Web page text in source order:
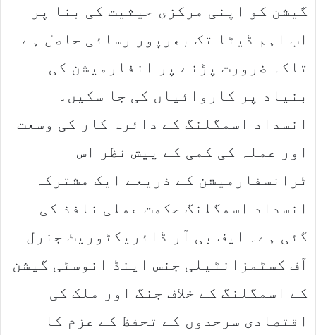
گیشن کو اپنی مرکزی حیثیت کی بنا پر
اب اہم ڈیٹا تک بھرپور رسائی حاصل ہے
تاکہ ضرورت پڑنے پر انفارمیشن کی
بنیاد پر کاروائیاں کی جا سکیں۔
انسداد اسمگلنگ کے دائرہ کار کی وسعت
اور عملہ کی کمی کے پیش نظر اس
ٹرانسفارمیشن کے ذریعے ایک مشترکہ
انسداد اسمگلنگ حکمت عملی نافذ کی
گئی ہے۔ ایف بی آر ڈائریکٹوریٹ جنرل
آف کسٹمزانٹیلی جنس اینڈ انوسٹی گیشن
کے اسمگلنگ کے خلاف جنگ اور ملک کی
اقتصادی سرحدوں کے تحفظ کے عزم کا